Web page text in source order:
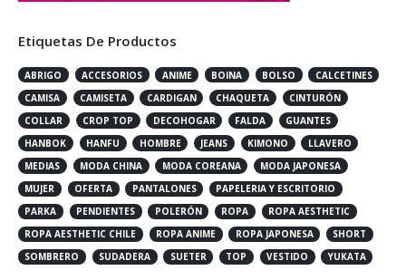
Etiquetas De Productos
ABRIGO ACCESORIOS ANIME BOINA BOLSO
CALCETINES
CAMISA
CAMISETA CARDIGAN CHAQUETA
CINTURÓN
COLLAR
CROP TOP DECOHOGAR FALDA
GUANTES
HANBOK
HANFU HOMBRE JEANS KIMONO
LLAVERO
MEDIAS
MODA CHINA MODA COREANA
MODA JAPONESA
MUJER
OFERTA PANTALONES
PAPELERIA Y ESCRITORIO
PARKA
PENDIENTES POLERÓN ROPA
ROPA AESTHETIC
ROPA AESTHETIC CHILE
ROPA ANIME ROPA JAPONESA
SHORT
SOMBRERO
SUDADERA SUETER TOP VESTIDO YUKATA